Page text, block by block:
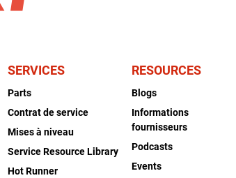
SERVICES
Parts
Contrat de service
Mises à niveau
Service Resource Library
Hot Runner
RESOURCES
Blogs
Informations
fournisseurs
Podcasts
Events